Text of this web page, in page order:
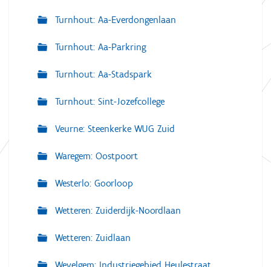
Turnhout: Aa-Everdongenlaan
Turnhout: Aa-Parkring
Turnhout: Aa-Stadspark
Turnhout: Sint-Jozefcollege
Veurne: Steenkerke WUG Zuid
Waregem: Oostpoort
Westerlo: Goorloop
Wetteren: Zuiderdijk-Noordlaan
Wetteren: Zuidlaan